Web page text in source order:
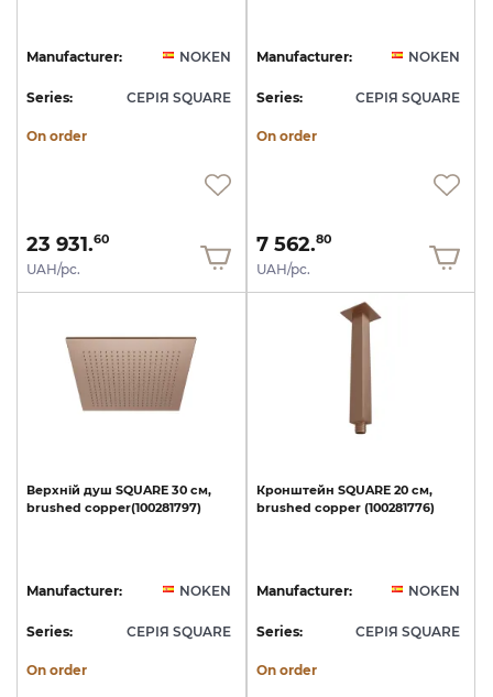
Manufacturer: NOKEN
Series: СЕРІЯ SQUARE
On order
23 931.60
UAH/pc.
Manufacturer: NOKEN
Series: СЕРІЯ SQUARE
On order
7 562.80
UAH/pc.
Верхній душ SQUARE 30 см,
brushed copper(100281797)
Manufacturer: NOKEN
Series: СЕРІЯ SQUARE
On order
Кронштейн SQUARE 20 см,
brushed copper (100281776)
Manufacturer: NOKEN
Series: СЕРІЯ SQUARE
On order